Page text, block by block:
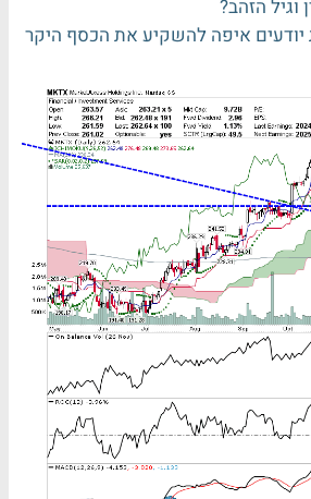
וגיל הזהב?
איפה להשקיע את הכסף היקר